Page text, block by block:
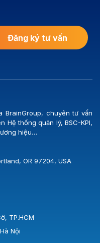
Đăng ký tư vấn
BrainGroup, chuyên tư vấn
Hệ thống quản lý, BSC-KPI,
hiệu…
OR 97204, USA
TP.HCM
Nội